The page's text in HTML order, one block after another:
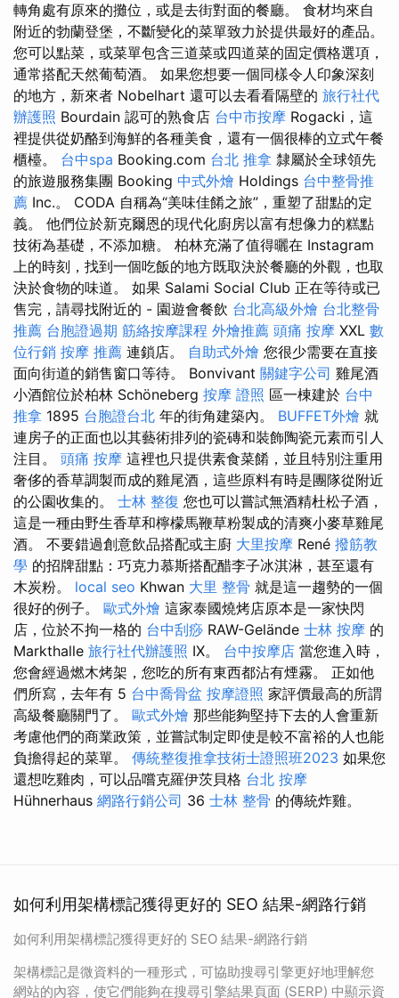
轉角處有原來的攤位，或是去街對面的餐廳。 食材均來自
附近的勃蘭登堡，不斷變化的菜單致力於提供最好的產品。
您可以點菜，或菜單包含三道菜或四道菜的固定價格選項，
通常搭配天然葡萄酒。 如果您想要一個同樣令人印象深刻
的地方，新來者 Nobelhart 還可以去看看隔壁的 旅行社代
辦護照 Bourdain 認可的熟食店 台中市按摩 Rogacki，這
裡提供從奶酪到海鮮的各種美食，還有一個很棒的立式午餐
櫃檯。 台中spa Booking.com 台北 推拿 隸屬於全球領先
的旅遊服務集團 Booking 中式外燴 Holdings 台中整骨推
薦 Inc.。 CODA 自稱為“美味佳餚之旅”，重塑了甜點的定
義。 他們位於新克爾恩的現代化廚房以富有想像力的糕點
技術為基礎，不添加糖。 柏林充滿了值得曬在 Instagram
上的時刻，找到一個吃飯的地方既取決於餐廳的外觀，也取
決於食物的味道。 如果 Salami Social Club 正在等待或已
售完，請尋找附近的 - 園遊會餐飲 台北高級外燴 台北整骨
推薦 台胞證過期 筋絡按摩課程 外燴推薦 頭痛 按摩 XXL 數
位行銷 按摩 推薦 連鎖店。 自助式外燴 您很少需要在直接
面向街道的銷售窗口等待。 Bonvivant 關鍵字公司 雞尾酒
小酒館位於柏林 Schöneberg 按摩 證照 區一棟建於 台中
推拿 1895 台胞證台北 年的街角建築內。 BUFFET外燴 就
連房子的正面也以其藝術排列的瓷磚和裝飾陶瓷元素而引人
注目。 頭痛 按摩 這裡也只提供素食菜餚，並且特別注重用
奢侈的香草調製而成的雞尾酒，這些原料有時是團隊從附近
的公園收集的。 士林 整復 您也可以嘗試無酒精杜松子酒，
這是一種由野生香草和檸檬馬鞭草粉製成的清爽小麥草雞尾
酒。 不要錯過創意飲品搭配或主廚 大里按摩 René 撥筋教
學 的招牌甜點：巧克力慕斯搭配醋李子冰淇淋，甚至還有
木炭粉。 local seo Khwan 大里 整骨 就是這一趨勢的一個
很好的例子。 歐式外燴 這家泰國燒烤店原本是一家快閃
店，位於不拘一格的 台中刮痧 RAW-Gelände 士林 按摩 的
Markthalle 旅行社代辦護照 IX。 台中按摩店 當您進入時，
您會經過燃木烤架，您吃的所有東西都沾有煙霧。 正如他
們所寫，去年有 5 台中喬骨盆 按摩證照 家評價最高的所謂
高級餐廳關門了。 歐式外燴 那些能夠堅持下去的人會重新
考慮他們的商業政策，並嘗試制定即使是較不富裕的人也能
負擔得起的菜單。 傳統整復推拿技術士證照班2023 如果您
還想吃雞肉，可以品嚐克羅伊茨貝格 台北 按摩
Hühnerhaus 網路行銷公司 36 士林 整骨 的傳統炸雞。
如何利用架構標記獲得更好的 SEO 結果-網路行銷
如何利用架構標記獲得更好的 SEO 結果-網路行銷
架構標記是微資料的一種形式，可協助搜尋引擎更好地理解您
網站的內容，使它們能夠在搜尋引擎結果頁面 (SERP) 中顯示資